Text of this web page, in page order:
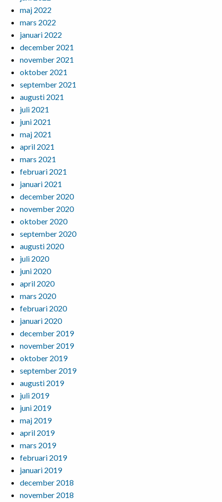
maj 2022
mars 2022
januari 2022
december 2021
november 2021
oktober 2021
september 2021
augusti 2021
juli 2021
juni 2021
maj 2021
april 2021
mars 2021
februari 2021
januari 2021
december 2020
november 2020
oktober 2020
september 2020
augusti 2020
juli 2020
juni 2020
april 2020
mars 2020
februari 2020
januari 2020
december 2019
november 2019
oktober 2019
september 2019
augusti 2019
juli 2019
juni 2019
maj 2019
april 2019
mars 2019
februari 2019
januari 2019
december 2018
november 2018